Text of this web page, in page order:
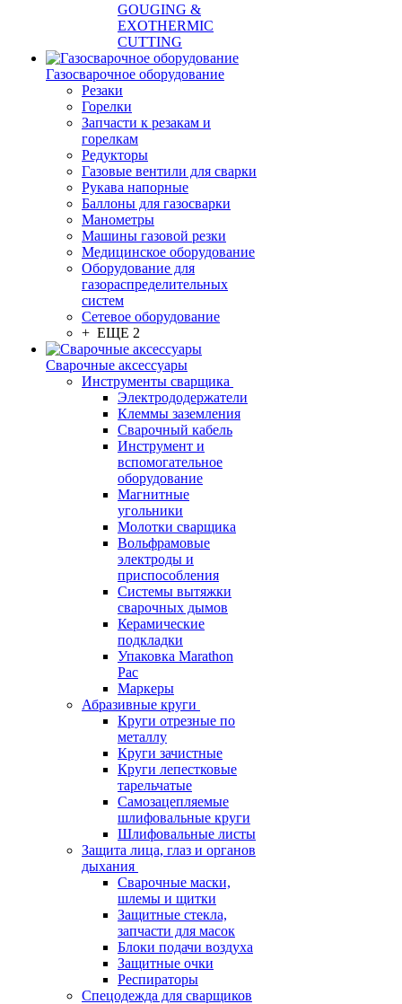
GOUGING &
EXOTHERMIC
CUTTING
Газосварочное оборудование
Резаки
Горелки
Запчасти к резакам и
горелкам
Редукторы
Газовые вентили для сварки
Рукава напорные
Баллоны для газосварки
Манометры
Машины газовой резки
Медицинское оборудование
Оборудование для
газораспределительных
систем
Сетевое оборудование
+ ЕЩЕ 2
Сварочные аксессуары
Инструменты сварщика
Электрододержатели
Клеммы заземления
Сварочный кабель
Инструмент и
вспомогательное
оборудование
Магнитные
угольники
Молотки сварщика
Вольфрамовые
электроды и
приспособления
Системы вытяжки
сварочных дымов
Керамические
подкладки
Упаковка Marathon
Pac
Маркеры
Абразивные круги
Круги отрезные по
металлу
Круги зачистные
Круги лепестковые
тарельчатые
Самозацепляемые
шлифовальные круги
Шлифовальные листы
Защита лица, глаз и органов
дыхания
Сварочные маски,
шлемы и щитки
Защитные стекла,
запчасти для масок
Блоки подачи воздуха
Защитные очки
Респираторы
Спецодежда для сварщиков